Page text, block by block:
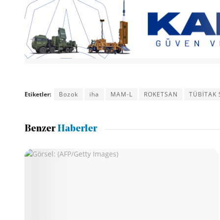
Etiketler: Bozok iha MAM-L ROKETSAN TÜBİTAK
BenzerHaberler